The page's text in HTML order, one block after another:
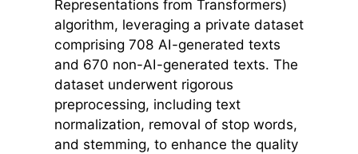
Representations from Transformers)
algorithm, leveraging a private dataset
comprising 708 AI-generated texts
and 670 non-AI-generated texts. The
dataset underwent rigorous
preprocessing, including text
normalization, removal of stop words,
and stemming, to enhance the quality